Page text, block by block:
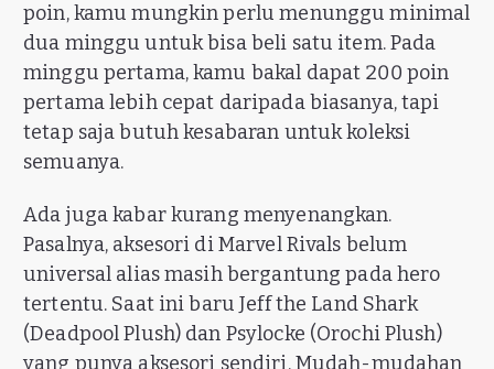
poin, kamu mungkin perlu menunggu minimal
dua minggu untuk bisa beli satu item. Pada
minggu pertama, kamu bakal dapat 200 poin
pertama lebih cepat daripada biasanya, tapi
tetap saja butuh kesabaran untuk koleksi
semuanya.
Ada juga kabar kurang menyenangkan.
Pasalnya, aksesori di Marvel Rivals belum
universal alias masih bergantung pada hero
tertentu. Saat ini baru Jeff the Land Shark
(Deadpool Plush) dan Psylocke (Orochi Plush)
yang punya aksesori sendiri. Mudah-mudahan